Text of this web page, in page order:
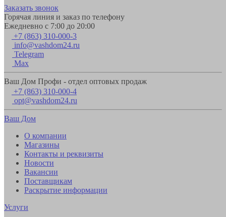
Заказать звонок
Горячая линия и заказ по телефону
Ежедневно с 7:00 до 20:00
+7 (863) 310-000-3
info@vashdom24.ru
Telegram
Max
Ваш Дом Профи - отдел оптовых продаж
+7 (863) 310-000-4
opt@vashdom24.ru
Ваш Дом
О компании
Магазины
Контакты и реквизиты
Новости
Вакансии
Поставщикам
Раскрытие информации
Услуги